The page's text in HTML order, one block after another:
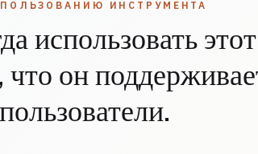
ИНСТРУМЕНТА
использовать этот
он